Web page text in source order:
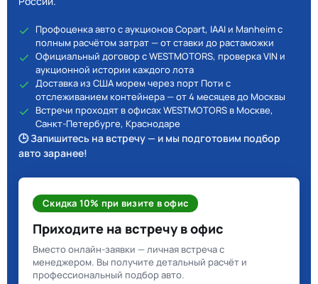
Профоценка авто с аукционов Copart, IAAI и Manheim с
полным расчётом затрат — от ставки до растаможки
Официальный договор с WESTMOTORS, проверка VIN и
аукционной истории каждого лота
Доставка из США морем через порт Поти с
отслеживанием контейнера — от 4 месяцев до Москвы
Встречи проходят в офисах WESTMOTORS в Москве,
Санкт-Петербурге, Краснодаре
🕒 Запишитесь на встречу — и мы подготовим подбор
авто заранее!
Скидка 10% при визите в офис
Приходите на встречу в офис
Вместо онлайн-заявки — личная встреча с
менеджером. Вы получите детальный расчёт и
профессиональный подбор авто.